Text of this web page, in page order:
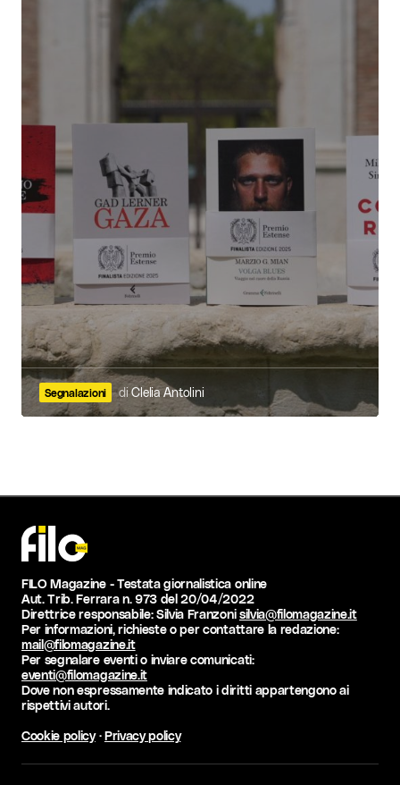
Segnalazioni di Clelia Antolini
FILO Magazine - Testata giornalistica online
Aut. Trib. Ferrara n. 973 del 20/04/2022
Direttrice responsabile: Silvia Franzonisilvia@filomagazine.it
Per informazioni, richieste o per contattare la redazione:
mail@filomagazine.it
Per segnalare eventi o inviare comunicati:
eventi@filomagazine.it
Dove non espressamente indicato i diritti appartengono ai
rispettivi autori.
Cookie policy·Privacy policy